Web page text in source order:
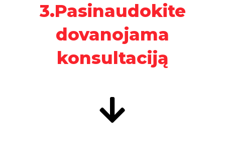
3.Pasinaudokite
dovanojama
konsultaciją